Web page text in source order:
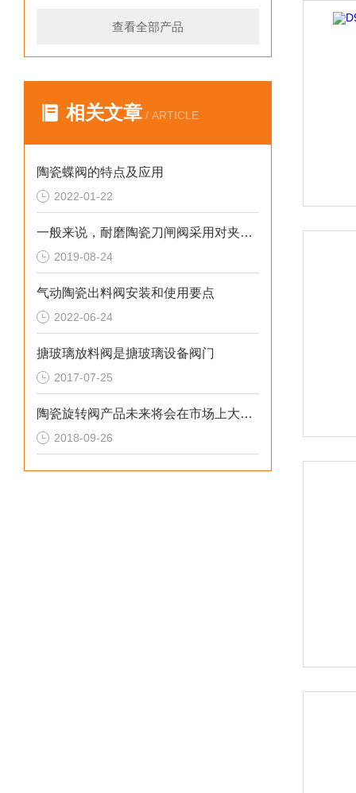
查看全部产品
相关文章 / ARTICLE
陶瓷蝶阀的特点及应用
2022-01-22
一般来说，耐磨陶瓷刀闸阀采用对夹连接方式
2019-08-24
气动陶瓷出料阀安装和使用要点
2022-06-24
搪玻璃放料阀是搪玻璃设备阀门
2017-07-25
陶瓷旋转阀产品未来将会在市场上大展光芒
2018-09-26